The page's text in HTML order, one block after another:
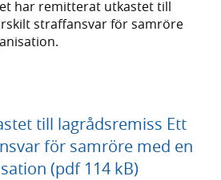
har remitterat utkastet till
straffansvar för samröre
till lagrådsremiss Ett
för samröre med en
(pdf 114 kB)